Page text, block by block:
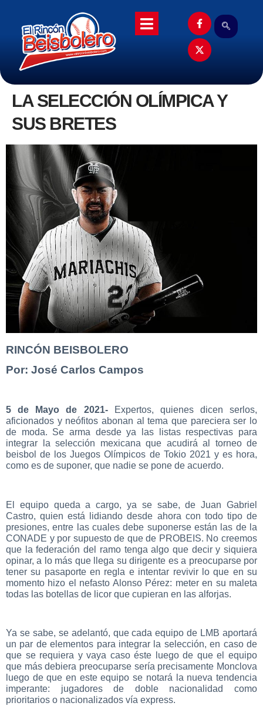
LA SELECCIÓN OLÍMPICA Y
SUS BRETES
RINCÓN BEISBOLERO
Por: José Carlos Campos
5 de Mayo de 2021-
Expertos, quienes dicen serlos,
aficionados y neófitos abonan al tema que pareciera ser lo
de moda. Se arma desde ya las listas respectivas para
integrar la selección mexicana que acudirá al torneo de
beisbol de los Juegos Olímpicos de Tokio 2021 y es hora,
como es de suponer, que nadie se pone de acuerdo.
El equipo queda a cargo, ya se sabe, de Juan Gabriel
Castro, quien está lidiando desde ahora con todo tipo de
presiones, entre las cuales debe suponerse están las de la
CONADE y por supuesto de que de PROBEIS. No creemos
que la federación del ramo tenga algo que decir y siquiera
opinar, a lo más que llega su dirigente es a preocuparse por
tener su pasaporte en regla e intentar revivir lo que en su
momento hizo el nefasto Alonso Pérez: meter en su maleta
todas las botellas de licor que cupieran en las alforjas.
Ya se sabe, se adelantó, que cada equipo de LMB aportará
un par de elementos para integrar la selección, en caso de
que se requiera y vaya caso éste luego de que el equipo
que más debiera preocuparse sería precisamente Monclova
luego de que en este equipo se notará la nueva tendencia
imperante: jugadores de doble nacionalidad como
prioritarios o nacionalizados vía express.